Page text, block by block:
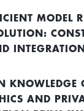
MODEL
KNOWLEDGE
AND